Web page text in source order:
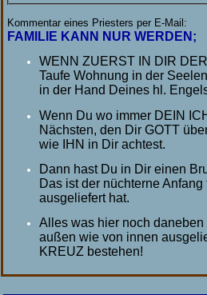
Kommentar eines Priesters per E-Mail:
FAMILIE KANN NUR WERDEN;
WENN ZUERST IN DIR
Taufe Wohnung in der
in der Hand Deines hl.
Wenn Du wo immer DEIN
Nächsten, den Dir GOTT
wie IHN in Dir achtest.
Dann hast Du in Dir einen
Das ist der nüchterne
ausgeliefert hat.
Alles was hier noch
außen wie von innen
KREUZ bestehen!